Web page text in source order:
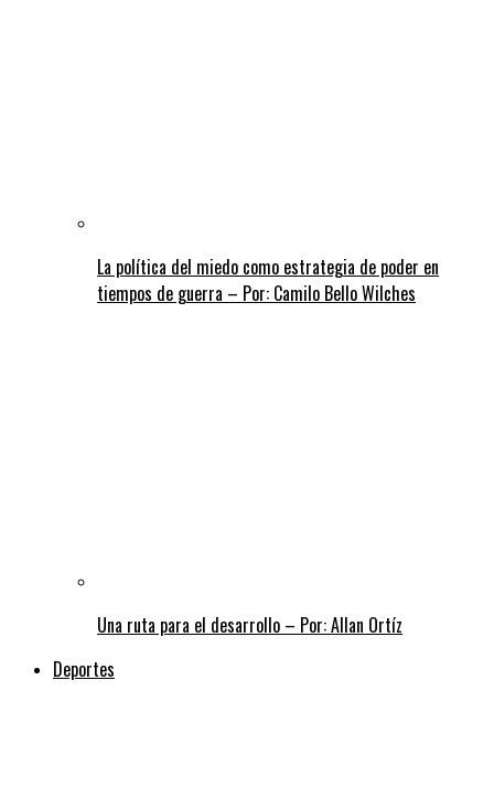
La política del miedo como estrategia de poder en
tiempos de guerra – Por: Camilo Bello Wilches
Una ruta para el desarrollo – Por: Allan Ortíz
Deportes